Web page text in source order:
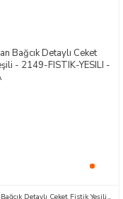
Yandan Bağcık Detaylı Ceket Fistik Yeşili - 2149-FISTIK-YESILI